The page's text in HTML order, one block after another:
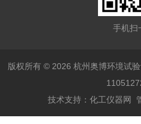
手机扫
版权所有 © 2026 杭州奥博环境试
技术支持： 化工仪器网